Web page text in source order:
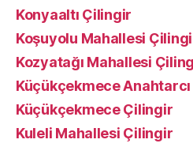
Konyaaltı Çilingir
Koşuyolu Mahallesi
Kozyatağı Mahallesi
Küçükçekmece Anahtarcı
Küçükçekmece Çilingir
Kuleli Mahallesi Çilingir